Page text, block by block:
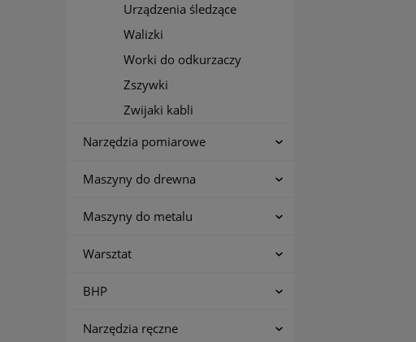
Urządzenia śledzące
Walizki
Worki do odkurzaczy
Zszywki
Zwijaki kabli
Narzędzia pomiarowe
Maszyny do drewna
Maszyny do metalu
Warsztat
BHP
Narzędzia ręczne